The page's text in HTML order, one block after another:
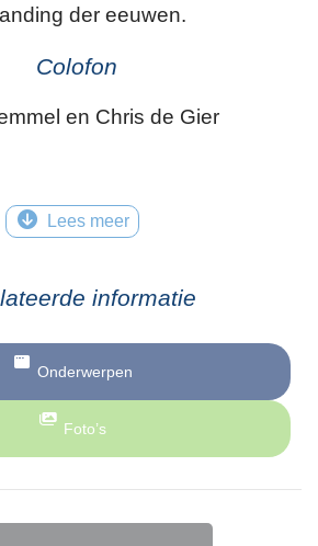
der eeuwen.
Colofon
en Chris de Gier
Lees meer
informatie
Onderwerpen
Foto’s